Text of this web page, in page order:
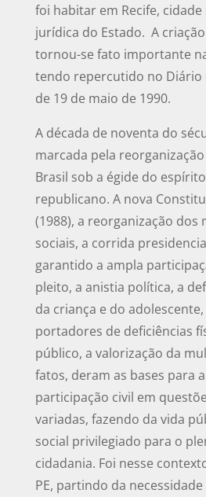
foi habitar em Recife,
jurídica do Estado. A
tornou-se fato importante
tendo repercutido no Diário
de 19 de maio de 1990.
A década de noventa do
marcada pela
Brasil sob a égide do
republicano. A nova
(1988), a reorganização dos
sociais, a corrida
garantido a ampla
pleito, a anistia política, a
da criança e do
portadores de deficiências
público, a valorização da
fatos, deram as bases para
participação civil em
variadas, fazendo da vida
social privilegiado para o
cidadania. Foi nesse
PE, partindo da